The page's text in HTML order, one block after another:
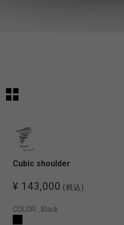
Cubic shoulder
¥ 143,000 (税込)
COLOR : Black